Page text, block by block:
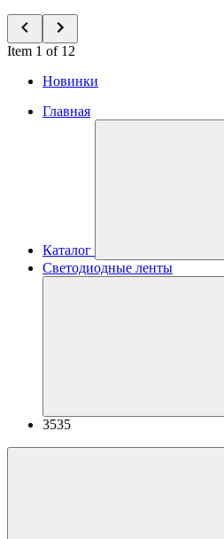
Item 1 of 12
Новинки
Главная
Каталог
Светодиодные ленты
3535